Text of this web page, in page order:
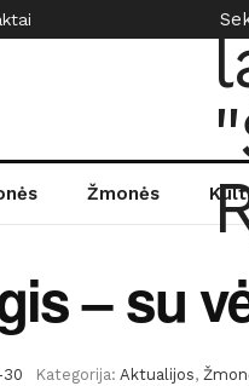
Žmonės
– su
Kategorija: Aktualijos,